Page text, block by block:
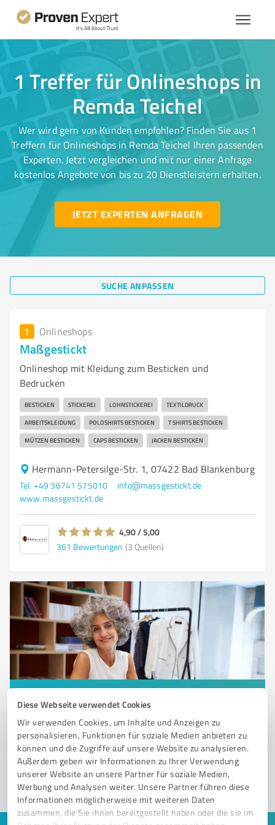
Diese Webseite verwendet Cookies
Wir verwenden Cookies, um Inhalte und Anzeigen zu
personalisieren, Funktionen für soziale Medien anbieten zu
können und die Zugriffe auf unsere Website zu analysieren.
Außerdem geben wir Informationen zu Ihrer Verwendung
unserer Website an unsere Partner für soziale Medien,
Werbung und Analysen weiter. Unsere Partner führen diese
Informationen möglicherweise mit weiteren Daten
zusammen, die Sie ihnen bereitgestellt haben oder die sie im
1 Treffer für Onlineshops in
Remda Teichel
Wer wird gern von Kunden empfohlen? Finden Sie aus 1
Treffern für Onlineshops in Remda Teichel Ihren passenden
Experten. Jetzt vergleichen und mit nur einer Anfrage
kostenlos Angebote von bis zu 20 Dienstleistern erhalten.
JETZT EXPERTEN ANFRAGEN
SUCHE ANPASSEN
1 Onlineshops
Maßgestickt
Onlineshop mit Kleidung zum Besticken und
Bedrucken
BESTICKEN STICKEREI LOHNSTICKEREI TEXTILDRUCK
ARBEITSKLEIDUNG POLOSHIRTS BESTICKEN T SHIRTS BESTICKEN
MÜTZEN BESTICKEN CAPS BESTICKEN JACKEN BESTICKEN
Hermann-Petersilge-Str. 1, 07422 Bad Blankenburg
Tel. +49 36741 575010
info@massgestickt.de
www.massgestickt.de
4,90 / 5,00
361 Bewertungen (3 Quellen)
Sie möchten auch hier gelistet werden?
Registrieren Sie sich jetzt und werden Sie ein von
Kunden empfohlener ProvenExpert!
1